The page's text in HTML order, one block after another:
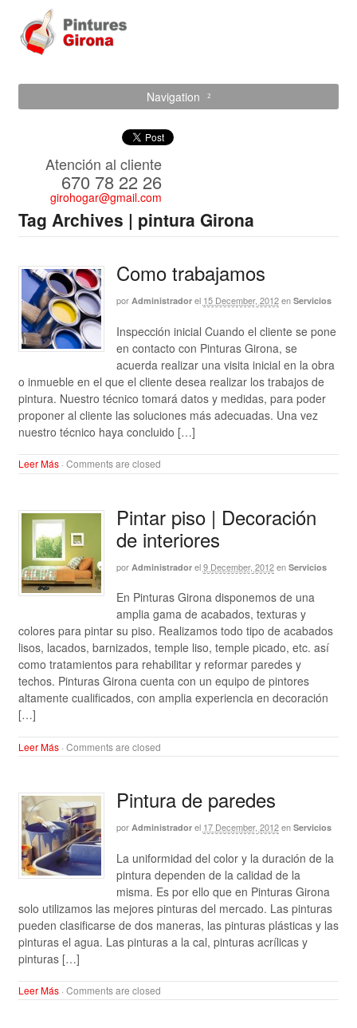
Navigation
Atención al cliente
670 78 22 26
girohogar@gmail.com
Tag Archives | pintura Girona
Como trabajamos
por Administrador el 15 December, 2012 en Servicios
Inspección inicial Cuando el cliente se pone
en contacto con Pinturas Girona, se
acuerda realizar una visita inicial en la obra
o inmueble en el que el cliente desea realizar los trabajos de
pintura. Nuestro técnico tomará datos y medidas, para poder
proponer al cliente las soluciones más adecuadas. Una vez
nuestro técnico haya concluido […]
Leer Más· Comments are closed
Pintar piso | Decoración
de interiores
por Administrador el 9 December, 2012 en Servicios
En Pinturas Girona disponemos de una
amplia gama de acabados, texturas y
colores para pintar su piso. Realizamos todo tipo de acabados
lisos, lacados, barnizados, temple liso, temple picado, etc. así
como tratamientos para rehabilitar y reformar paredes y
techos. Pinturas Girona cuenta con un equipo de pintores
altamente cualificados, con amplia experiencia en decoración
[…]
Leer Más· Comments are closed
Pintura de paredes
por Administrador el 17 December, 2012 en Servicios
La uniformidad del color y la duración de la
pintura dependen de la calidad de la
misma. Es por ello que en Pinturas Girona
solo utilizamos las mejores pinturas del mercado. Las pinturas
pueden clasificarse de dos maneras, las pinturas plásticas y las
pinturas el agua. Las pinturas a la cal, pinturas acrílicas y
pinturas […]
Leer Más· Comments are closed